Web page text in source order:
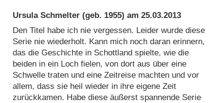
Ursula Schmelter (geb. 1955) am25.03.2013
Den Titel habe ich nie vergessen. Leider wurde diese
Serie nie wiederholt. Kann mich noch daran erinnern,
das die Geschichte in Schottland spielte, wie die
beiden in ein Loch fielen, von dort aus über eine
Schwelle traten und eine Zeitreise machten und vor
allem, dass sie heil wieder in ihre eigene Zeit
zurückkamen. Habe diese äußerst spannende Serie